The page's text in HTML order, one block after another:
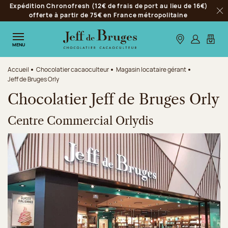
Aller à la navigation
Aller au contenu principal
Aller au pied de page
Expédition Chronofresh (12€ de frais de port au lieu de 16€)
offerte à partir de 75€ en France métropolitaine
MENU Nos boutiques
S’identifier
Mon
Accueil Chocolatier cacaoculteur
Magasin locataire gérant
Jeff de Bruges Orly
Chocolatier Jeff de Bruges Orly
Centre Commercial Orlydis